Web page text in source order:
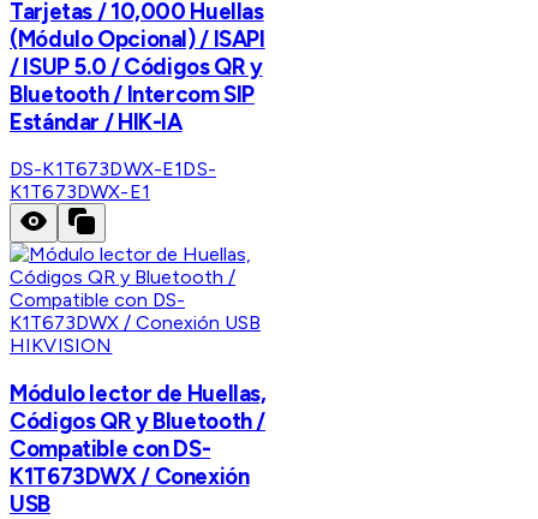
Tarjetas / 10,000 Huellas
(Módulo Opcional) / ISAPI
/ ISUP 5.0 / Códigos QR y
Bluetooth / Intercom SIP
Estándar / HIK-IA
DS-K1T673DWX-E1DS-
K1T673DWX-E1
HIKVISION
Módulo lector de Huellas,
Códigos QR y Bluetooth /
Compatible con DS-
K1T673DWX / Conexión
USB